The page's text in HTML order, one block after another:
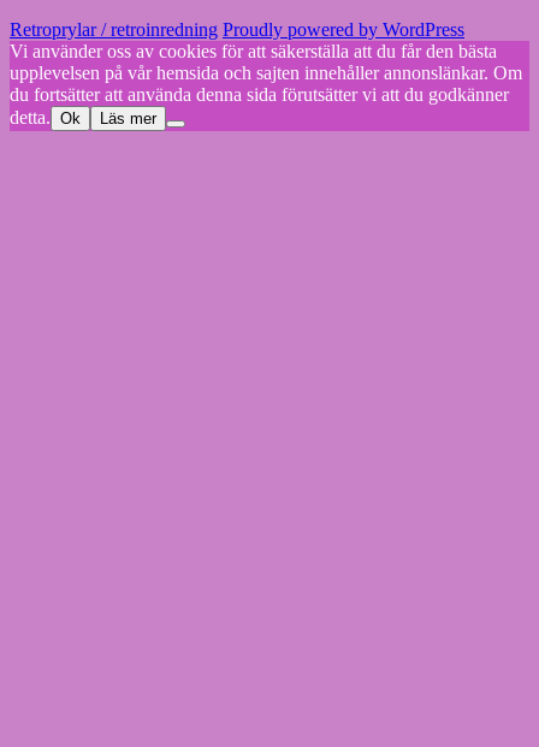
Retroprylar / retroinredning Proudly powered by WordPress
Vi använder oss av cookies för att säkerställa att du får den bästa
upplevelsen på vår hemsida och sajten innehåller annonslänkar. Om
du fortsätter att använda denna sida förutsätter vi att du godkänner
detta. Ok Läs mer